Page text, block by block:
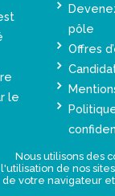
le
pôle
Offres
Nous utilisons des
l'utilisation de nos
de votre navigateur